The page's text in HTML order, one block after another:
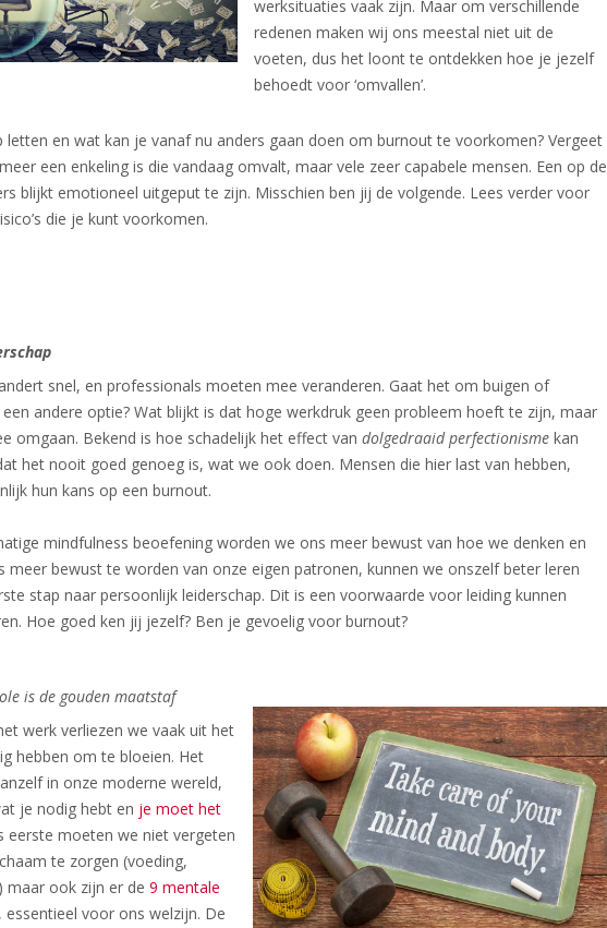
werksituaties vaak zijn. Maar om verschillende
redenen maken wij ons meestal niet uit de
voeten, dus het loont te ontdekken hoe je jezelf
behoedt voor ‘omvallen’.
en wat kan je vanaf nu anders gaan doen om burnout te voorkomen? Vergeet
een enkeling is die vandaag omvalt, maar vele zeer capabele mensen. Een op de
blijkt emotioneel uitgeput te zijn. Misschien ben jij de volgende. Lees verder voor
die je kunt voorkomen.
snel, en professionals moeten mee veranderen. Gaat het om buigen of
andere optie? Wat blijkt is dat hoge werkdruk geen probleem hoeft te zijn, maar
omgaan. Bekend is hoe schadelijk het effect van dolgedraaid perfectionisme kan
het nooit goed genoeg is, wat we ook doen. Mensen die hier last van hebben,
hun kans op een burnout.
mindfulness beoefening worden we ons meer bewust van hoe we denken en
meer bewust te worden van onze eigen patronen, kunnen we onszelf beter leren
stap naar persoonlijk leiderschap. Dit is een voorwaarde voor leiding kunnen
Hoe goed ken jij jezelf? Ben je gevoelig voor burnout?
is de gouden maatstaf
werk verliezen we vaak uit het
hebben om te bloeien. Het
in onze moderne wereld,
je nodig hebt en je moet het
eerste moeten we niet vergeten
te zorgen (voeding,
maar ook zijn er de 9 mentale
, essentieel voor ons welzijn. De